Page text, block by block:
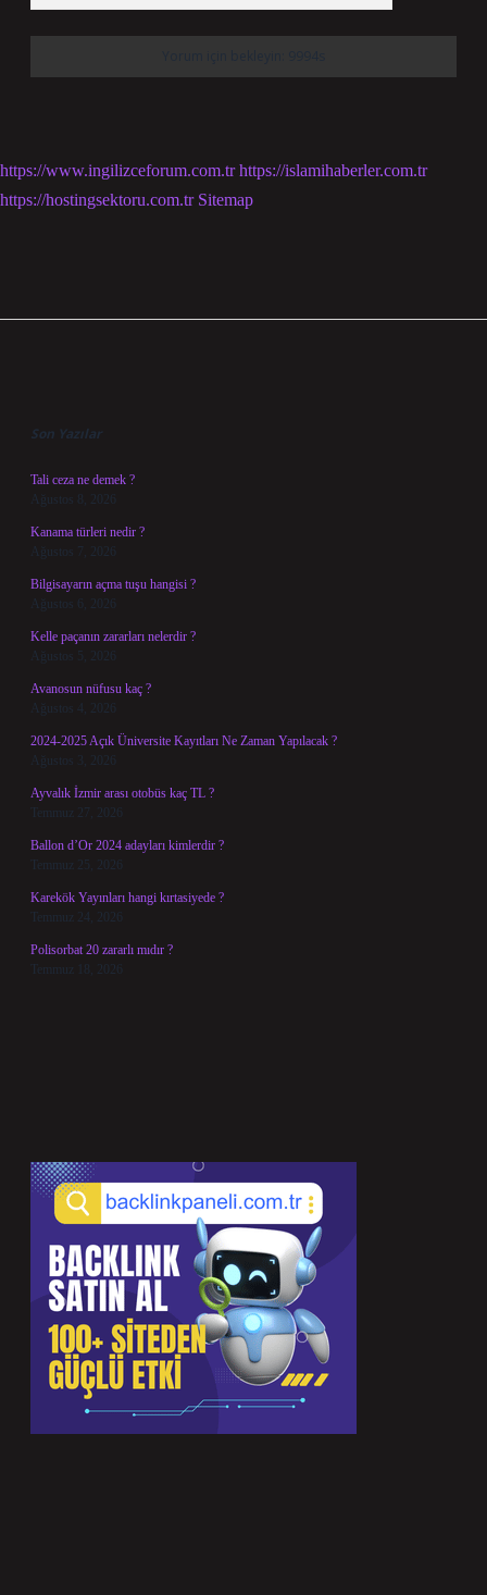
https://www.ingilizceforum.com.tr https://islamihaberler.com.tr
https://hostingsektoru.com.tr Sitemap
Son Yazılar
Tali ceza ne demek ?
Ağustos 8, 2026
Kanama türleri nedir ?
Ağustos 7, 2026
Bilgisayarın açma tuşu hangisi ?
Ağustos 6, 2026
Kelle paçanın zararları nelerdir ?
Ağustos 5, 2026
Avanosun nüfusu kaç ?
Ağustos 4, 2026
2024-2025 Açık Üniversite Kayıtları Ne Zaman Yapılacak ?
Ağustos 3, 2026
Ayvalık İzmir arası otobüs kaç TL ?
Temmuz 27, 2026
Ballon d’Or 2024 adayları kimlerdir ?
Temmuz 25, 2026
Karekök Yayınları hangi kırtasiyede ?
Temmuz 24, 2026
Polisorbat 20 zararlı mıdır ?
Temmuz 18, 2026